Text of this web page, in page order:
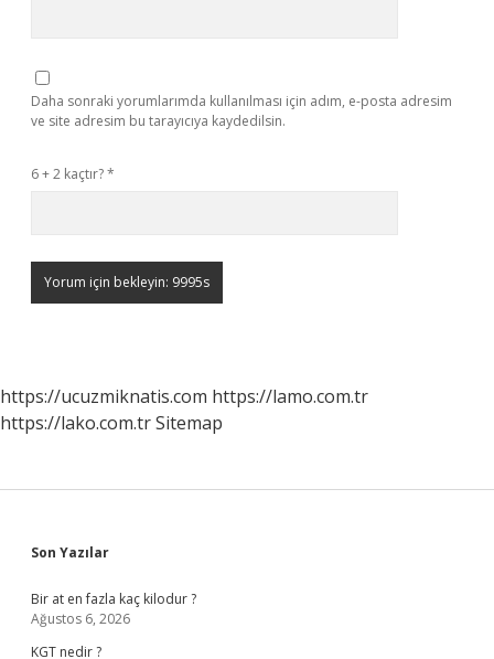
Daha sonraki yorumlarımda kullanılması için adım, e-posta adresim
ve site adresim bu tarayıcıya kaydedilsin.
6 + 2 kaçtır?*
https://ucuzmiknatis.com https://lamo.com.tr
https://lako.com.trSitemap
Sidebar
Son Yazılar
Bir at en fazla kaç kilodur ?
Ağustos 6, 2026
KGT nedir ?